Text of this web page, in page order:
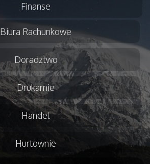
Finanse
Biura Rachunkowe
Doradztwo
Drukarnie
Handel
Hurtownie